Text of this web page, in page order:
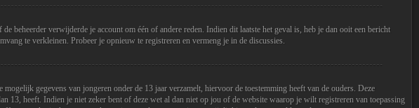
beheerder verwijderde je account om één of andere reden. Indien dit laatste het geval is, heb je dan ooit een bericht
te verkleinen. Probeer je opnieuw te registreren en vermeng je in de discussies.
gegevens van jongeren onder de 13 jaar verzamelt, hiervoor de toestemming heeft van de ouders. Deze
heeft. Indien je niet zeker bent of deze wet al dan niet op jou of de website waarop je wilt registreren van toepassing